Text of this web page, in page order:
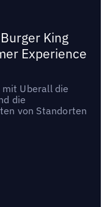
King
Experience
mit Uberall die
die
von Standorten